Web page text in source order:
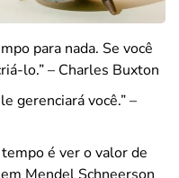
para nada. Se você
lo.” – Charles Buxton
gerenciará você.” –
é ver o valor de
Mendel Schneerson